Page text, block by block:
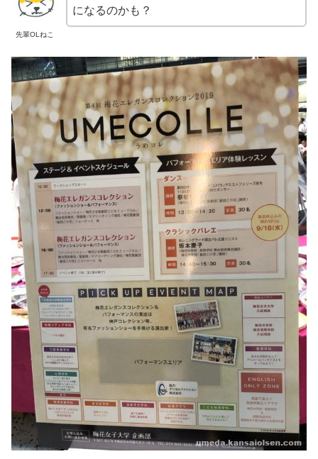
先輩OLねこ
になるのかも？